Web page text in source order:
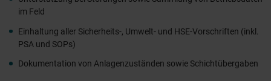
im Feld
Einhaltung aller Sicherheits-, Umwelt- und HSE-Vorschriften (inkl.
PSA und SOPs)
Dokumentation von Anlagenzuständen sowie Schichtübergaben